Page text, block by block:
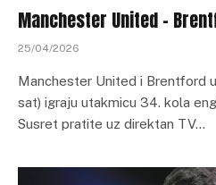
Manchester United –
25/04/2026
Manchester United i Brentford
sat) igraju utakmicu 34. kola
Susret pratite uz direktan TV…